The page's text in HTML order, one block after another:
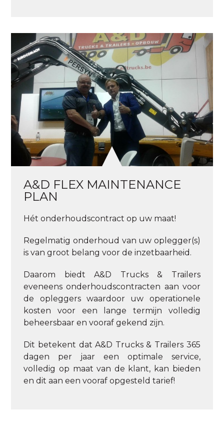
A&D FLEX MAINTENANCE
PLAN
Hét onderhoudscontract op uw maat!
Regelmatig onderhoud van uw oplegger(s)
is van groot belang voor de inzetbaarheid.
Daarom biedt A&D Trucks & Trailers
eveneens onderhoudscontracten aan voor
de opleggers waardoor uw operationele
kosten voor een lange termijn volledig
beheersbaar en vooraf gekend zijn.
Dit betekent dat A&D Trucks & Trailers 365
dagen per jaar een optimale service,
volledig op maat van de klant, kan bieden
en dit aan een vooraf opgesteld tarief!